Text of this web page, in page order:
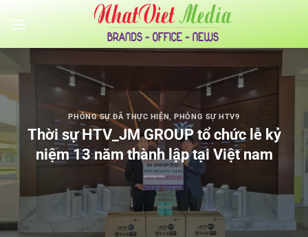
qua
PHÓNG SỰ ĐÃ THỰC HIỆN, PHÓNG SỰ HTV9
Thời sự HTV_JM GROUP tổ chức lễ kỷ
niệm 13 năm thành lập tại Việt nam